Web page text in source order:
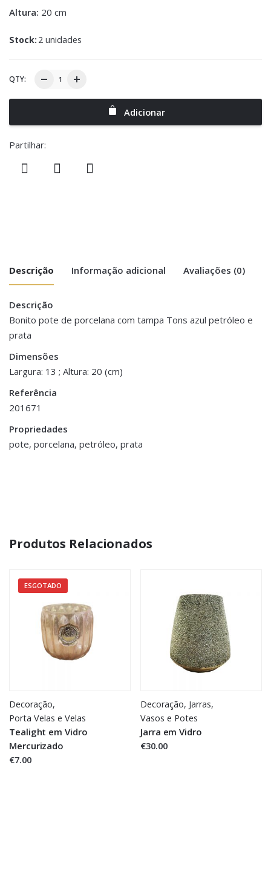
Altura: 20 cm
Stock: 2 unidades
QTY:
Adicionar
Partilhar:
Descrição Informação adicional Avaliações (0)
Descrição
Bonito pote de porcelana com tampa Tons azul petróleo e
prata
Dimensões
Largura: 13 ; Altura: 20 (cm)
Referência
201671
Propriedades
pote, porcelana, petróleo, prata
Dimensões
There are no reviews yet.
Be the first to review “Pote com Tampa
Azul Petróleo”
You must be <a href="https://www.homeart.pt/minha-
conta/">logged in</a> to post a review.
Produtos Relacionados
ESGOTADO
Decoração,
Porta Velas e Velas
Tealight em Vidro
Mercurizado
€7.00
Decoração, Jarras,
Vasos e Potes
Jarra em Vidro
€30.00